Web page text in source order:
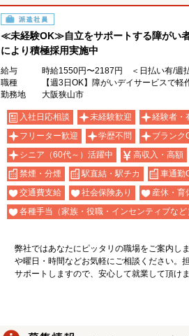
派遣社員
≪未経験OK≫自立をサポートする障がい
により積極採用実施中
給与
時給1550円〜2187円 ＜日払い有/週
職種
【週3日OK】障がいデイサービスで
勤務地
大阪狭山市
入社日応相談 未経験歓迎 経験者・
フリーター歓迎
学歴不問 ブランク
シニア（60代～）活躍中
高収入・高額
禁煙・分煙
駅直結・駅チカ 車通勤
交通費支給
社会保険あり 産休・育
各種手当（家族・役職・インセンティブなど
弊社ではあなたにピッタリの職場をご案内し
や曜日・時間などお気軽にご相談ください。
サポートしますので、安心して就業して頂けま